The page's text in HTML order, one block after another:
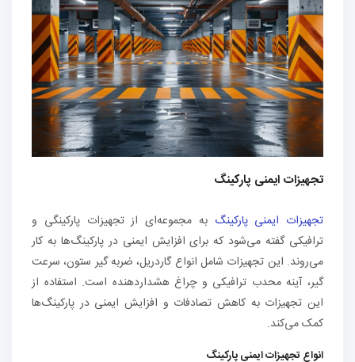
تجهیزات ایمنی پارکینگ
تجهیزات ایمنی پارکینگ به مجموعه‌ای از تجهیزات پارکینگی و
ترافیکی گفته می‌شود که برای افزایش ایمنی در پارکینگ‌ها به کار
می‌روند. این تجهیزات شامل انواع گاردریل‌، ضربه گیر ستون، سرعت
گیر، آینه محدب ترافیکی و چراغ‌ هشداردهنده است. استفاده از
این تجهیزات به کاهش تصادفات و افزایش ایمنی در پارکینگ‌ها
کمک می‌کند.
انواع تجهیزات ایمنی پارکینگ